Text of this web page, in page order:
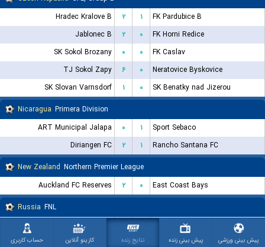
Hradec Kralove B
۲ ۱
FK Pardubice B
Jablonec B
۲ ۰
FK Horni Redice
SK Sokol Brozany
۰ ۰
FK Caslav
TJ Sokol Zapy
۶ ۰
Neratovice Byskovice
SK Slovan Varnsdorf
۱ ۰
SK Benatky nad Jizerou
Nicaragua Primera Division
ART Municipal Jalapa
۰ ۱
Sport Sebaco
Diriangen FC
۲ ۱
Rancho Santana FC
New Zealand Northern Premier League
Auckland FC Reserves
۲ ۰
East Coast Bays
Russia FNL
SKA Khabarovsk
۳
Spartak Kostroma
Veles Moscow
۰ ۰ FK Leningradets پیش بینی ورزشی پیش بینی زنده نتایج زنده کازینو آنلاین حساب کاربری